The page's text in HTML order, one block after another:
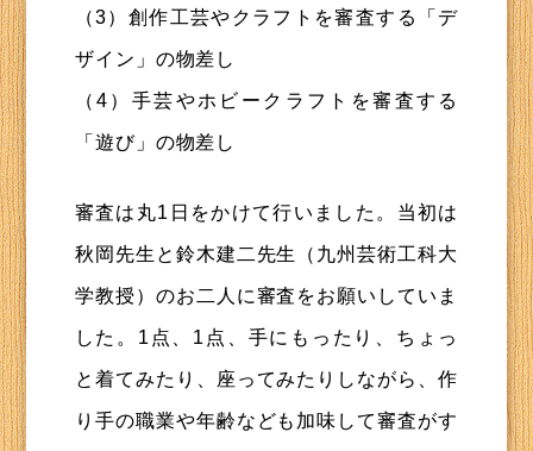
（3）創作工芸やクラフトを審査する「デ
ザイン」の物差し
（4）手芸やホビークラフトを審査する
「遊び」の物差し
審査は丸1日をかけて行いました。当初は
秋岡先生と鈴木建二先生（九州芸術工科大
学教授）のお二人に審査をお願いしていま
した。1点、1点、手にもったり、ちょっ
と着てみたり、座ってみたりしながら、作
り手の職業や年齢なども加味して審査がす